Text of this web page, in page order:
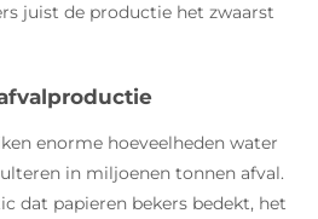
juist de productie het zwaarst
enorme hoeveelheden water
in miljoenen tonnen afval.
dat papieren bekers bedekt, het